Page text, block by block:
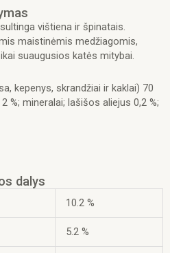
vištiena ir špinatais.
maistinėmis medžiagomis,
suaugusios katės mitybai.
kepenys, skrandžiai ir kaklai) 70
%; mineralai; lašišos aliejus 0,2 %;
dalys
10.2 %
5.2 %